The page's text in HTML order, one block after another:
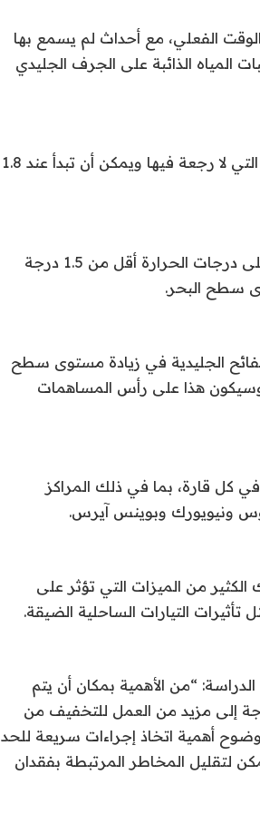
الفعلي، مع أحداث لم يسمع بها
المياه الذائبة على الجرف الجليدي
لكن حسابات بارك وفريقه الجديدة تشير إلى أن هذه العملية التي لا رجعة فيها ويمكن أن تبدأ عند 1.8
وأظهر النموذج فقط في سيناريوهات التخفيف، مع الحفاظ على درجات الحرارة أقل من 1.5 درجة
سطح البحر.
الجليدية في زيادة مستوى سطح
في غضون الـ130 عاما القادمة، وسيكون هذا على رأس المساهمات
كل قارة، بما في ذلك المراكز
ونيويورك وبوينس آيرس.
الكثير من الميزات التي تؤثر على
تأثيرات التيارات الساحلية الضيقة.
“من الأهمية بمكان أن يتم
إلى مزيد من العمل للتخفيف من
أهمية اتخاذ إجراءات سريعة للحد
لتقليل المخاطر المرتبطة بفقدان